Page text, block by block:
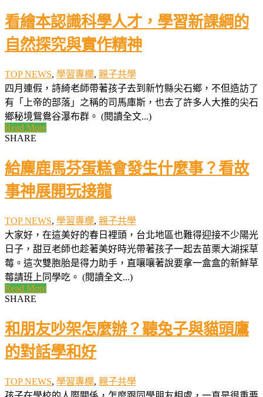
看繪本認識科學人才，學習新課綱的
自然探究與實作精神
TOP NEWS, 學習專欄, 親子共學
四月連假，詩綺老師帶著孩子去到新竹縣尖石鄉，不但造訪了
有「上帝的部落」之稱的司馬庫斯，也去了許多人大推的尖石
鄉秘境鴛鴦谷瀑布群。 (閱讀全文...)
Read More
SHARE
給麋鹿馬芬蛋糕會發生什麼事？看故
事神展開玩接龍
TOP NEWS, 學習專欄, 親子共學
大家好，在這美好的春日裡頭，台北地區也難得迎接不少陽光
日子，甜豆老師也趁著美好時光帶著孩子一起去苗栗大湖採草
莓。這次雙胞胎是得力助手，直嚷嚷著說要拿一盒盒的新鮮草
莓請班上同學吃。 (閱讀全文...)
Read More
SHARE
和朋友吵架怎麼辦？聽兔子與貓頭鷹
的對話學和好
TOP NEWS, 學習專欄, 親子共學